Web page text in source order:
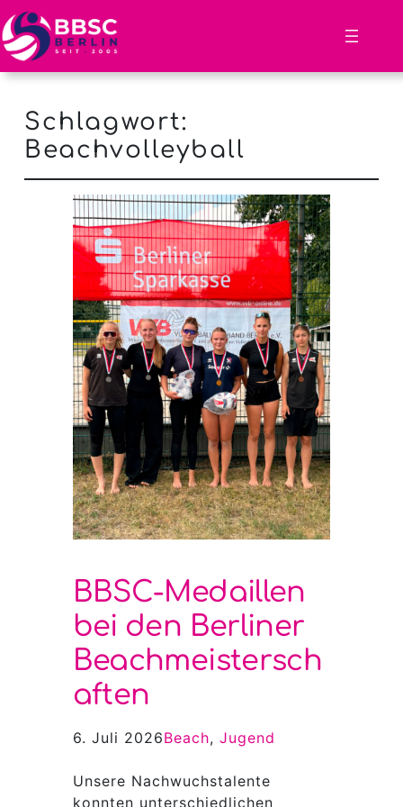
Schlagwort:
Beachvolleyball
BBSC-Medaillen
bei den Berliner
Beachmeistersch
aften
6. Juli 2026Beach, Jugend
Unsere Nachwuchstalente
konnten unterschiedlichen